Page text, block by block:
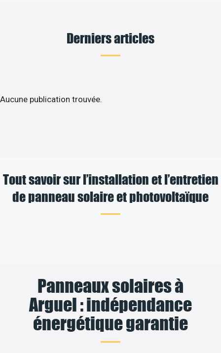
Derniers articles
Aucune publication trouvée.
Tout savoir sur l’installation et l’entretien
de panneau solaire et photovoltaïque
Panneaux solaires à
Arguel : indépendance
énergétique garantie